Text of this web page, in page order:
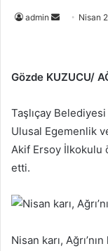
admin
Bir
Nisan
Gözde KUZUCU/
Taşlıçay Belediyesi
Ulusal Egemenlik
Akif Ersoy
etti.
Nisan karı,